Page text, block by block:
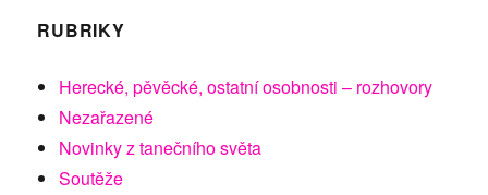
RUBRIKY
Herecké, pěvěcké, ostatní osobnosti – rozhovory
Nezařazené
Novinky z tanečního světa
Soutěže